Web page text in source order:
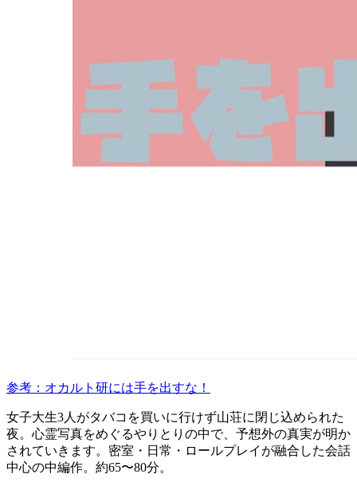
参考：オカルト研には手を出すな！
女子大生3人がタバコを買いに行けず山荘に閉じ込められた
夜。心霊写真をめぐるやりとりの中で、予想外の真実が明か
されていきます。密室・日常・ロールプレイが融合した会話
中心の中編作。約65〜80分。